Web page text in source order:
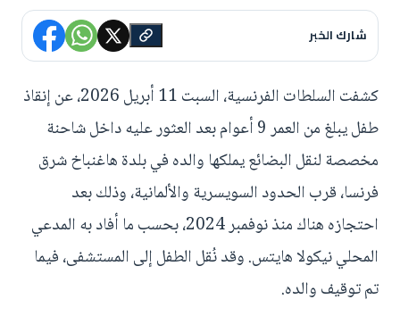
شارك الخبر
كشفت السلطات الفرنسية، السبت 11 أبريل 2026، عن إنقاذ
طفل يبلغ من العمر 9 أعوام بعد العثور عليه داخل شاحنة
مخصصة لنقل البضائع يملكها والده في بلدة هاغنباخ شرق
فرنسا، قرب الحدود السويسرية والألمانية، وذلك بعد
احتجازه هناك منذ نوفمبر 2024، بحسب ما أفاد به المدعي
المحلي نيكولا هايتس. وقد نُقل الطفل إلى المستشفى، فيما
تم توقيف والده.